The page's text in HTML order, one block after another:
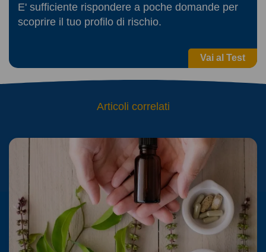
E' sufficiente rispondere a poche domande per
scoprire il tuo profilo di rischio.
Vai al Test
Articoli correlati